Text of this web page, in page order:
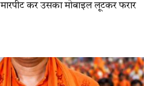
कर उसका मोबाइल लूटकर फरार